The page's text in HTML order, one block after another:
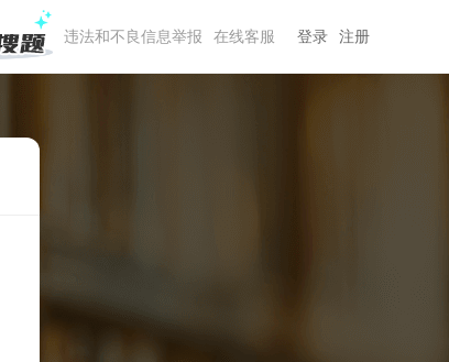
违法和不良信息举报 在线客服 登录 注册